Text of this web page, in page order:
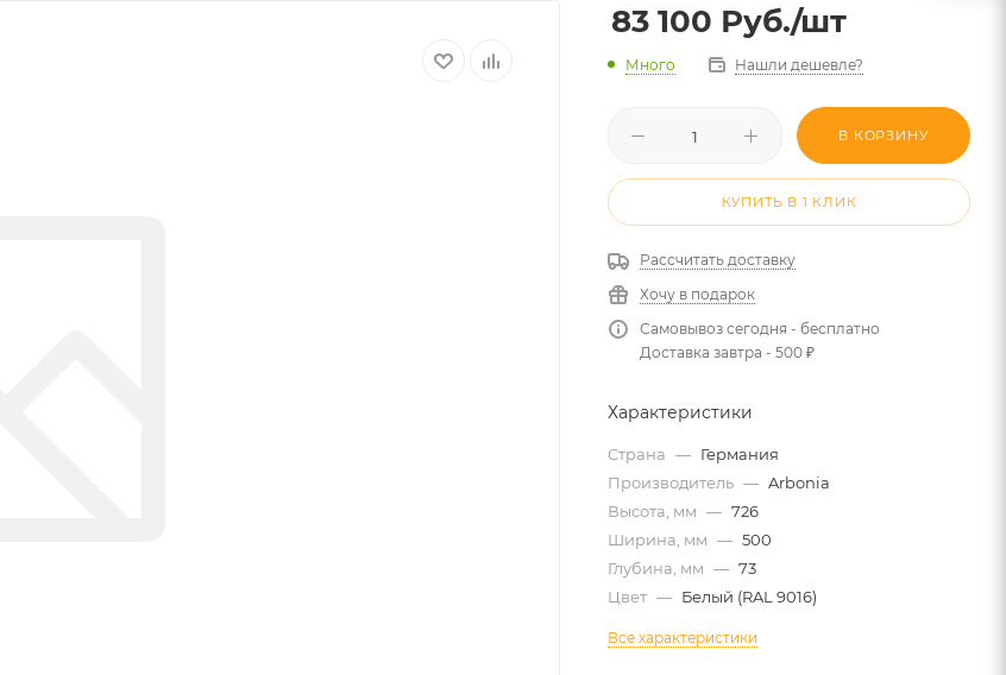
83 100 Руб./шт
Много Нашли дешевле?
В КОРЗИНУ
КУПИТЬ В 1 КЛИК
Рассчитать доставку
Хочу в подарок
Самовывоз сегодня - бесплатно
Доставка завтра - 500 ₽
Характеристики
Страна — Германия
Производитель — Arbonia
Высота, мм — 726
Ширина, мм — 500
Глубина, мм — 73
Цвет — Белый (RAL 9016)
Все характеристики